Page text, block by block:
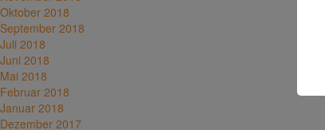
Oktober 2018
September 2018
Juli 2018
Juni 2018
Mai 2018
Februar 2018
Januar 2018
Dezember 2017